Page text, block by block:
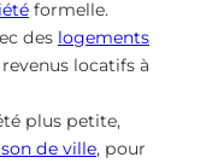
formelle.
des logements
locatifs à
plus petite,
de ville, pour